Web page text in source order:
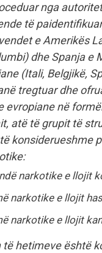
nga
të
e Amerikës
dhe Spanja e
(Itali, Belgjikë,
tregtuar dhe
evropiane në
atë të grupit të
konsiderueshme
narkotike e llojit
narkotike e llojit
narkotike e llojit
hetimeve është